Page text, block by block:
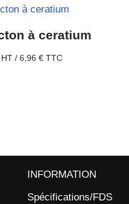
à ceratium
HT / 6,96 €TTC
INFORMATION
Spécifications/FDS